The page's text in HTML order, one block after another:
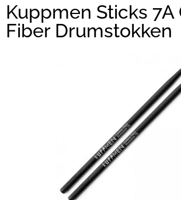
Kuppmen Sticks 7A
Fiber Drumstokken